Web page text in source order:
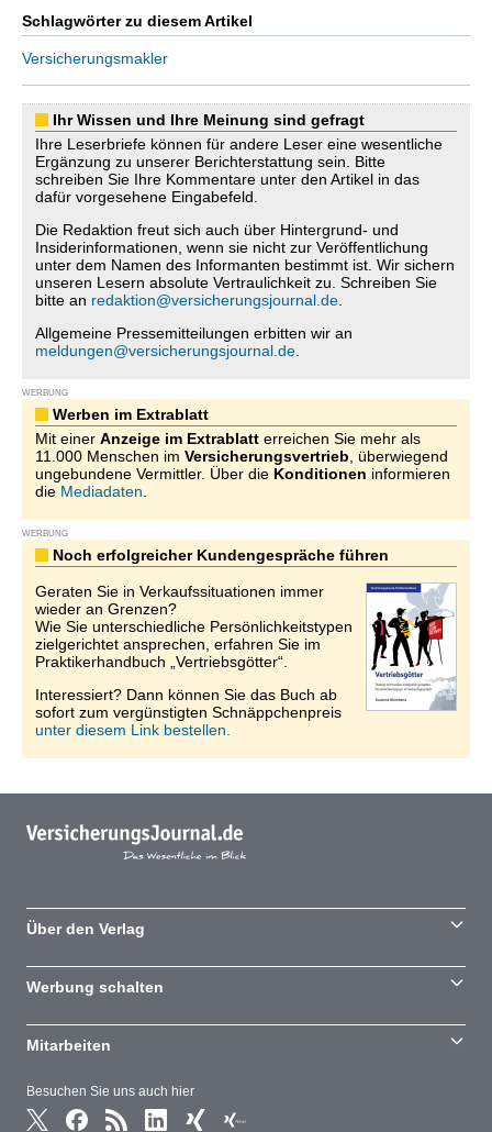
Schlagwörter zu diesem Artikel
Versicherungsmakler
Ihr Wissen und Ihre Meinung sind gefragt
Ihre Leserbriefe können für andere Leser eine wesentliche
Ergänzung zu unserer Berichterstattung sein. Bitte
schreiben Sie Ihre Kommentare unter den Artikel in das
dafür vorgesehene Eingabefeld.
Die Redaktion freut sich auch über Hintergrund- und
Insiderinformationen, wenn sie nicht zur Veröffentlichung
unter dem Namen des Informanten bestimmt ist. Wir sichern
unseren Lesern absolute Vertraulichkeit zu. Schreiben Sie
bitte an redaktion@versicherungsjournal.de
Allgemeine Pressemitteilungen erbitten wir an
meldungen@versicherungsjournal.de
WERBUNG
Werben im Extrablatt
Mit einer Anzeige im Extrablatt erreichen Sie mehr als
11.000 Menschen im Versicherungsvertrieb , überwiegend
ungebundene Vermittler. Über die Konditionen informieren
die Mediadaten
WERBUNG
Noch erfolgreicher Kundengespräche führen
Geraten Sie in Verkaufssituationen immer
wieder an Grenzen?
Wie Sie unterschiedliche Persönlichkeitstypen
zielgerichtet ansprechen, erfahren Sie im
Praktikerhandbuch „Vertriebsgötter“.
Interessiert? Dann können Sie das Buch ab
sofort zum vergünstigten Schnäppchenpreis
unter diesem Link bestellen.
Besuchen Sie uns auch hier
Über den Verlag
Werbung schalten
Mitarbeiten